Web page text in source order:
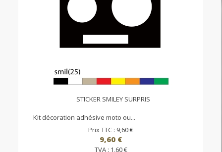
STICKER SMILEY SURPRIS
Kit décoration adhésive moto ou...
Prix TTC : 9,60 €
9,60 €
TVA : 1,60 €